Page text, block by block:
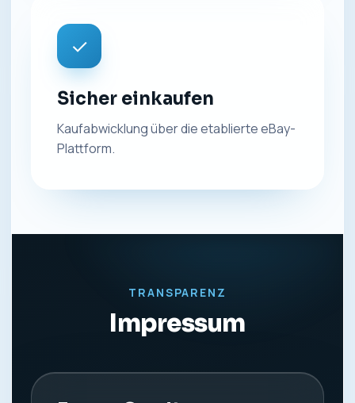
✓
Sicher einkaufen
Kaufabwicklung über die etablierte eBay-
Plattform.
TRANSPARENZ
Impressum